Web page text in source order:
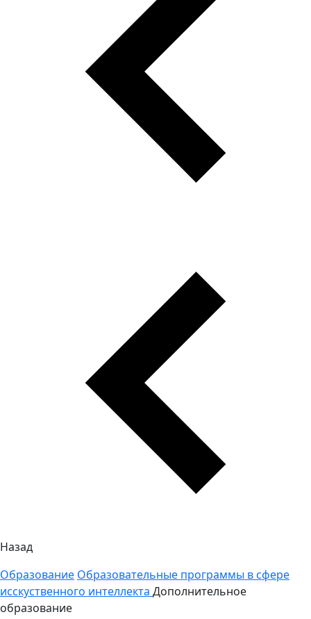
Назад
Образование Образовательные программы в сфере
исскуственного интеллекта Дополнительное
образование